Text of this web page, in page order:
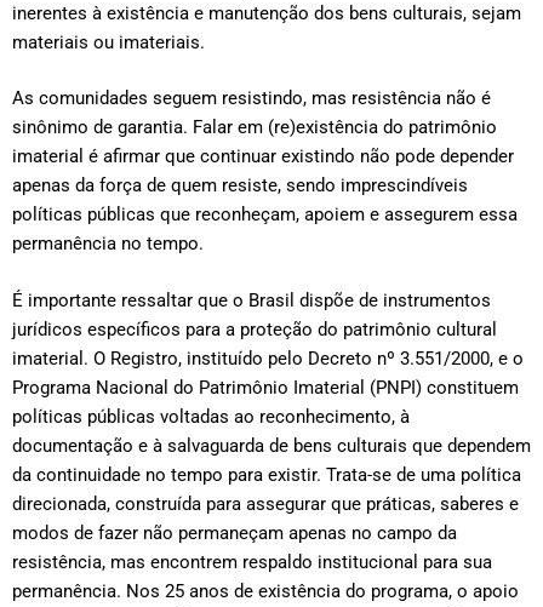
inerentes à existência e manutenção dos bens culturais, sejam
materiais ou imateriais.
As comunidades seguem resistindo, mas resistência não é
sinônimo de garantia. Falar em (re)existência do patrimônio
imaterial é afirmar que continuar existindo não pode depender
apenas da força de quem resiste, sendo imprescindíveis
políticas públicas que reconheçam, apoiem e assegurem essa
permanência no tempo.
É importante ressaltar que o Brasil dispõe de instrumentos
jurídicos específicos para a proteção do patrimônio cultural
imaterial. O Registro, instituído pelo Decreto nº 3.551/2000, e o
Programa Nacional do Patrimônio Imaterial (PNPI) constituem
políticas públicas voltadas ao reconhecimento, à
documentação e à salvaguarda de bens culturais que dependem
da continuidade no tempo para existir. Trata-se de uma política
direcionada, construída para assegurar que práticas, saberes e
modos de fazer não permaneçam apenas no campo da
resistência, mas encontrem respaldo institucional para sua
permanência. Nos 25 anos de existência do programa, o apoio